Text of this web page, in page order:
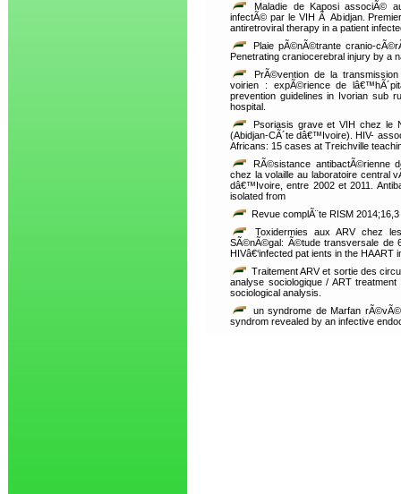
Maladie de Kaposi associÃ©
infectÃ© par le VIH Ã Abidjan.
antiretroviral therapy in a patient
Plaie pÃ©nÃ©trante cranio-
Penetrating craniocerebral injury by a
PrÃ©vention de la
voirien : expÃ©rience de
prevention guidelines in Ivorian sub
hospital.
Psoriasis grave et VIH chez le
(Abidjan-CÃ´te dâ€™Ivoire). HIV-
Africans: 15 cases at Treichville
RÃ©sistance antibactÃ©rienne
chez la volaille au laboratoire central
dâ€™Ivoire, entre 2002 et 2011.
isolated from
Revue complÃ¨te RISM 2014;16,3
Toxidermies aux ARV chez
SÃ©nÃ©gal: Ã©tude transversale de
HIVâ€‘infected pat ients in the
Traitement ARV et sortie des
analyse sociologique / ART
sociological analysis.
un syndrome de Marfan
syndrom revealed by an infective